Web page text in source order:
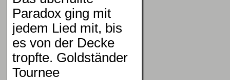
Paradox ging mit
jedem Lied mit, bis
es von der Decke
tropfte. Goldständer
Tournee